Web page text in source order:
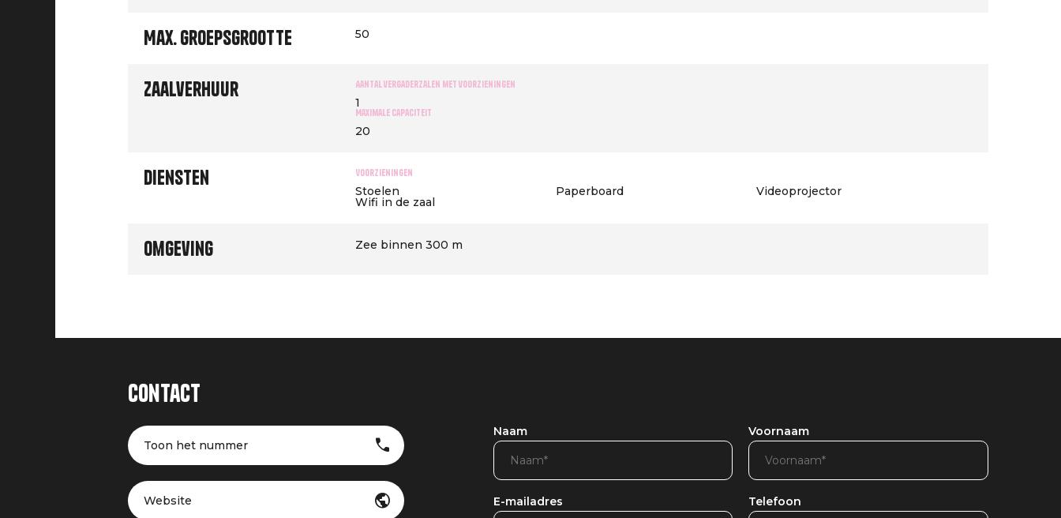
Max. groepsgrootte 50
Zaalverhuur Aantal vergaderzalen met voorzieningen
1
Maximale capaciteit
20
Diensten Voorzieningen
Stoelen Paperboard Videoprojector
Wifi in de zaal
Omgeving Zee binnen 300 m
Contact
Toon het nummer
Website
Naam Voornaam
E-mailadres Telefoon